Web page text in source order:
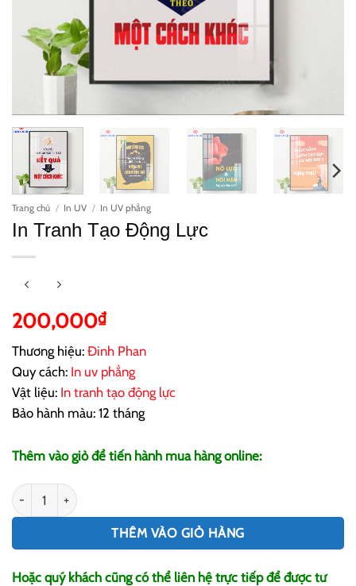
Trang chủ / In UV / In UV phẳng
In Tranh Tạo Động Lực
200,000₫
Thương hiệu: Đinh Phan
Quy cách: In uv phẳng
Vật liệu: In tranh tạo động lực
Bảo hành màu: 12 tháng
Thêm vào giỏ để tiến hành mua hàng online:
In Tranh Tạo Động Lực số lượng
THÊM VÀO GIỎ HÀNG
Hoặc quý khách cũng có thể liên hệ trực tiếp để được tư